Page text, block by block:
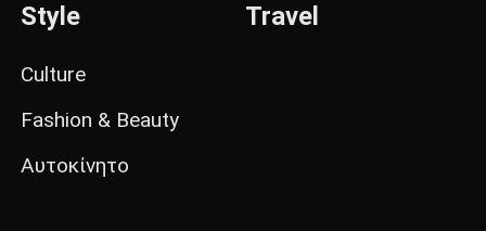
Style
Culture
Fashion & Beauty
Αυτοκίνητο
Travel